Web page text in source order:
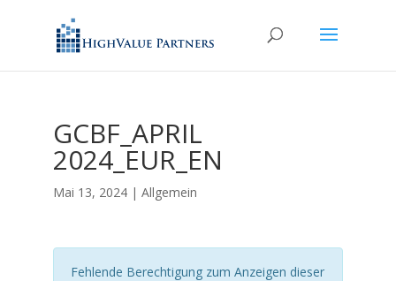
GCBF_APRIL
2024_EUR_EN
Mai 13, 2024| Allgemein
Fehlende Berechtigung zum Anzeigen dieser